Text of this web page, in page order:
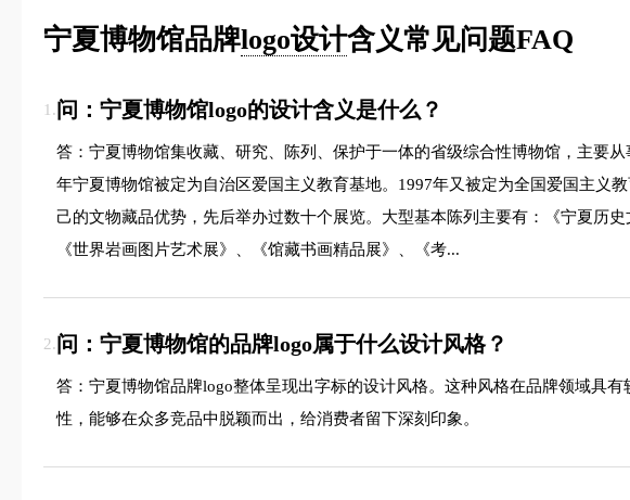
宁夏博物馆品牌logo设计含义常见问题FAQ
1.问：宁夏博物馆logo的设计含义是什么？
答：宁夏博物馆集收藏、研究、陈列、保护于一体的省级综合性博物馆，主要
年宁夏博物馆被定为自治区爱国主义教育基地。1997年又被定为全国爱国主
己的文物藏品优势，先后举办过数十个展览。大型基本陈列主要有：《宁夏历
《世界岩画图片艺术展》、《馆藏书画精品展》、《考...
2.问：宁夏博物馆的品牌logo属于什么设计风格？
答：宁夏博物馆品牌logo整体呈现出字标的设计风格。这种风格在品牌领域具
性，能够在众多竞品中脱颖而出，给消费者留下深刻印象。